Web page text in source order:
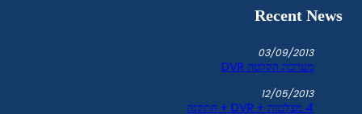
Recent News
03/09/2013
מערכת הקלטה DVR
12/05/2013
4 מצלמות + DVR + התקנה